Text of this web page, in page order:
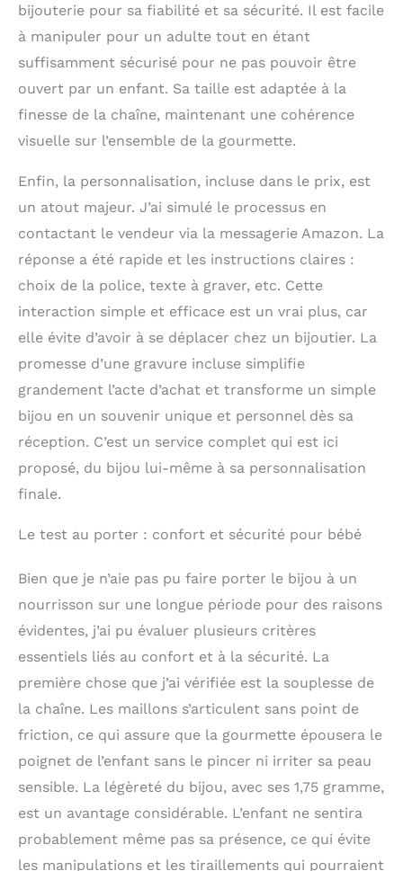
bijouterie pour sa fiabilité et sa sécurité. Il est facile
à manipuler pour un adulte tout en étant
suffisamment sécurisé pour ne pas pouvoir être
ouvert par un enfant. Sa taille est adaptée à la
finesse de la chaîne, maintenant une cohérence
visuelle sur l’ensemble de la gourmette.
Enfin, la personnalisation, incluse dans le prix, est
un atout majeur. J’ai simulé le processus en
contactant le vendeur via la messagerie Amazon. La
réponse a été rapide et les instructions claires :
choix de la police, texte à graver, etc. Cette
interaction simple et efficace est un vrai plus, car
elle évite d’avoir à se déplacer chez un bijoutier. La
promesse d’une gravure incluse simplifie
grandement l’acte d’achat et transforme un simple
bijou en un souvenir unique et personnel dès sa
réception. C’est un service complet qui est ici
proposé, du bijou lui-même à sa personnalisation
finale.
Le test au porter : confort et sécurité pour bébé
Bien que je n’aie pas pu faire porter le bijou à un
nourrisson sur une longue période pour des raisons
évidentes, j’ai pu évaluer plusieurs critères
essentiels liés au confort et à la sécurité. La
première chose que j’ai vérifiée est la souplesse de
la chaîne. Les maillons s’articulent sans point de
friction, ce qui assure que la gourmette épousera le
poignet de l’enfant sans le pincer ni irriter sa peau
sensible. La légèreté du bijou, avec ses 1,75 gramme,
est un avantage considérable. L’enfant ne sentira
probablement même pas sa présence, ce qui évite
les manipulations et les tiraillements qui pourraient